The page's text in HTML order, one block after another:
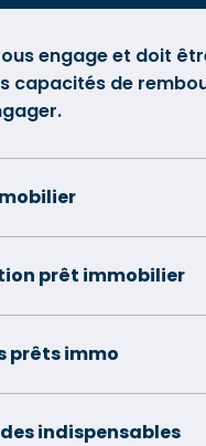
engage et doit
capacités de
prêt immobilier
prêts immo
indispensables